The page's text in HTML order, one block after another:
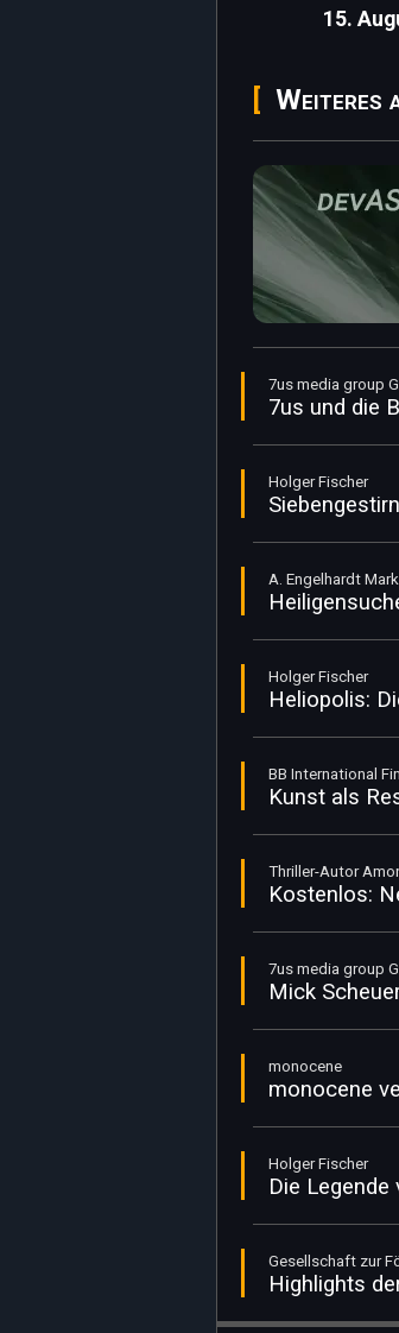
15.
Weiteres
7us media group
7us und die
Holger Fischer
A. Engelhardt
Holger Fischer
Heliopolis:
BB International
Kunst als
Thriller-Autor
Kostenlos:
7us media group
Mick
monocene
monocene
Holger Fischer
Die
Gesellschaft zur
Highlights